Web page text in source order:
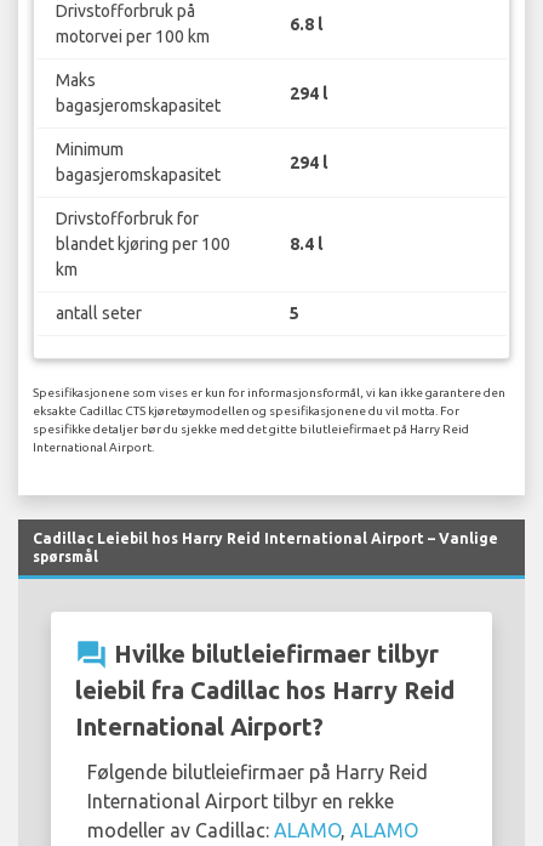
Drivstofforbruk på
motorvei per 100 km
6.8 l
Maks
bagasjeromskapasitet
294 l
Minimum
bagasjeromskapasitet
294 l
Drivstofforbruk for
blandet kjøring per 100
km
8.4 l
antall seter 5
Spesifikasjonene som vises er kun for informasjonsformål, vi kan ikke garantere den
eksakte Cadillac CTS kjøretøymodellen og spesifikasjonene du vil motta. For
spesifikke detaljer bør du sjekke med det gitte bilutleiefirmaet på Harry Reid
International Airport.
Cadillac Leiebil hos Harry Reid International Airport – Vanlige
spørsmål
question_answer Hvilke bilutleiefirmaer tilbyr
leiebil fra Cadillac hos Harry Reid
International Airport?
Følgende bilutleiefirmaer på Harry Reid
International Airport tilbyr en rekke
modeller av Cadillac: ALAMO, ALAMO